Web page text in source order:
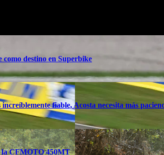
como destino en Superbike
fiable, Acosta necesita más
la CFMOTO 450MT